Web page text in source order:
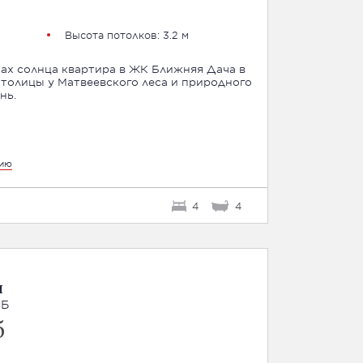
Высота потолков: 3.2 м
солнца квартира в ЖК Ближняя Дача в
у Матвеевского леса и природного
4 4